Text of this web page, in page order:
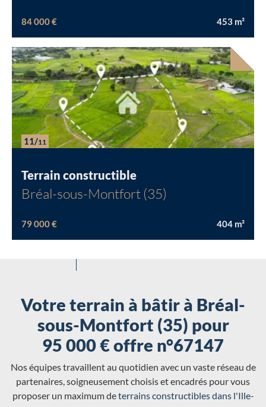
84 000 € 453 m²
11/11
Terrain constructible
Bréal-sous-Montfort (35)
79 000 € 404 m²
Votre terrain à bâtir à Bréal-
sous-Montfort (35) pour
95 000 € offre n°67147
Nos équipes travaillent au quotidien avec un vaste réseau de
partenaires, soigneusement choisis et encadrés pour vous
proposer un maximum deterrains constructibles dans l'Ille-